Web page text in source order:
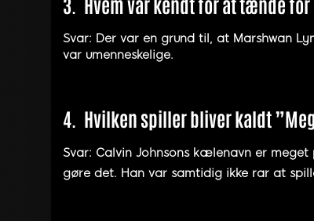
Svar: Der var en grund til, at Marshwan
var umenneskelige.
4. Hvilken spiller bliver kaldt
Svar: Calvin Johnsons kælenavn er
gøre det. Han var samtidig ikke rar at